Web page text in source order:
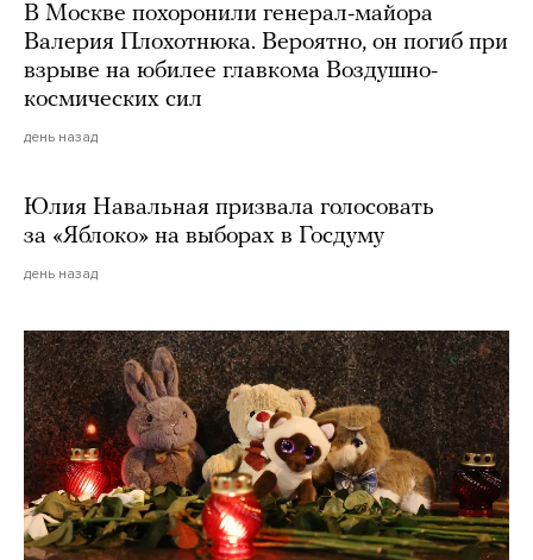
В Москве похоронили генерал-майора
Валерия Плохотнюка. Вероятно, он погиб при
взрыве на юбилее главкома Воздушно-
космических сил
день назад
Юлия Навальная призвала голосовать
за «Яблоко» на выборах в Госдуму
день назад